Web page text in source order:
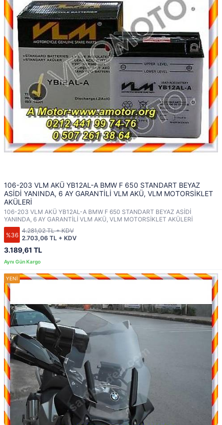
106-203 VLM AKÜ YB12AL-A BMW F 650 STANDART BEYAZ
ASİDİ YANINDA, 6 AY GARANTİLİ VLM AKÜ, VLM MOTORSİKLET
AKÜLERİ
106-203 VLM AKÜ YB12AL-A BMW F 650 STANDART BEYAZ ASİDİ
YANINDA, 6 AY GARANTİLİ VLM AKÜ, VLM MOTORSİKLET AKÜLERİ
%36
3.189,61 TL
2.703,06 TL + KDV
4.281,02 TL + KDV